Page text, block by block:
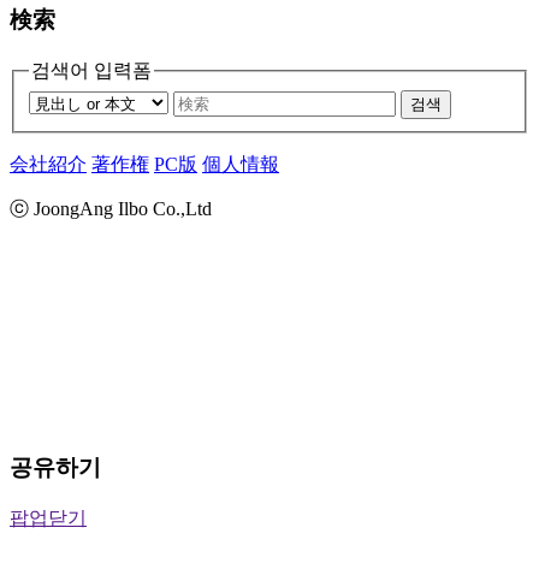
検索
검색어 입력폼
검색
会社紹介 著作権 PC版 個人情報
ⓒ JoongAng Ilbo Co.,Ltd
공유하기
팝업닫기